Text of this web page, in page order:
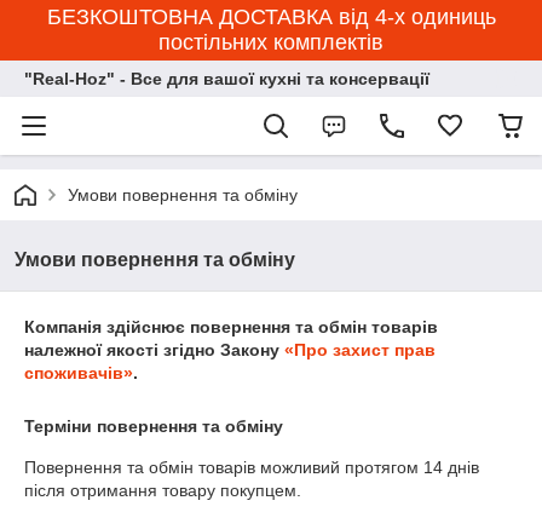
БЕЗКОШТОВНА ДОСТАВКА від 4-х одиниць
постільних комплектів
"Real-Hoz" - Все для вашої кухні та консервації
Умови повернення та обміну
Умови повернення та обміну
Компанія здійснює повернення та обмін товарів
належної якості згідно Закону «Про захист прав
споживачів».
Терміни повернення та обміну
Повернення та обмін товарів можливий протягом 14 днів
після отримання товару покупцем.